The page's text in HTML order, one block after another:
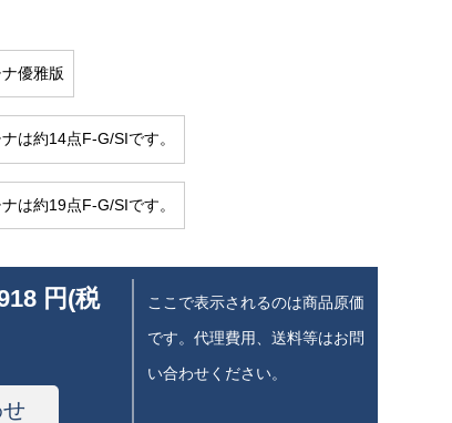
優雅版
は約14点F-G/SIです。
は約19点F-G/SIです。
円(税
ここで表示されるのは商品原価
です。代理費用、送料等はお問
い合わせください。